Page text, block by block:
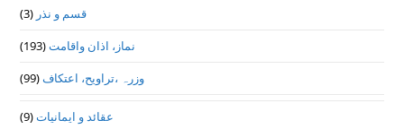
قسم و نذر (3)
نماز، اذان واقامت(193)
وزرہ ،تراويح، اعتكاف(99)
عقائد و ایمانیات(9)